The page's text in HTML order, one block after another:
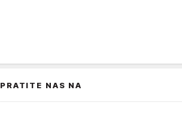
PRATITE NAS NA